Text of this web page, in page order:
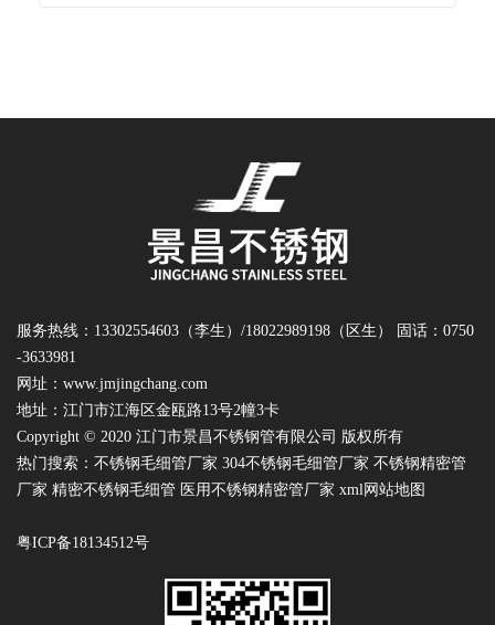
服务热线：13302554603（李生）/18022989198（区生） 固话：0750
-3633981
网址： www.jmjingchang.com
地址：江门市江海区金瓯路13号2幢3卡
Copyright © 2020 江门市景昌不锈钢管有限公司 版权所有
热门搜索： 不锈钢毛细管厂家 304不锈钢毛细管厂家 不锈钢精密管
厂家 精密不锈钢毛细管 医用不锈钢精密管厂家 xml网站地图
粤ICP备18134512号